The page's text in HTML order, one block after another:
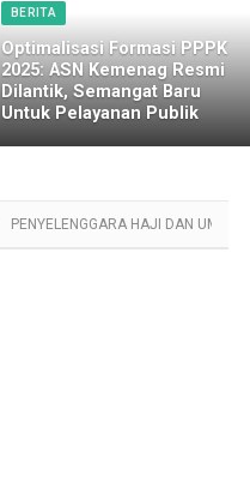
BERITA
Optimalisasi Formasi PPPK
2025: ASN Kemenag Resmi
Dilantik, Semangat Baru
Untuk Pelayanan Publik
PENYELENGGARA HAJI DAN UMROH